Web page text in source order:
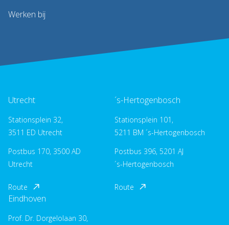
Werken bij
Utrecht
Stationsplein 32,
3511 ED Utrecht
Postbus 170, 3500 AD
Utrecht
Route
´s-Hertogenbosch
Stationsplein 101,
5211 BM ´s-Hertogenbosch
Postbus 396, 5201 AJ
´s-Hertogenbosch
Route
Eindhoven
Prof. Dr. Dorgelolaan 30,